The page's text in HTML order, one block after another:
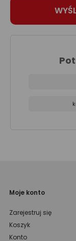
Moje konto
Zarejestruj się
Koszyk
Konto